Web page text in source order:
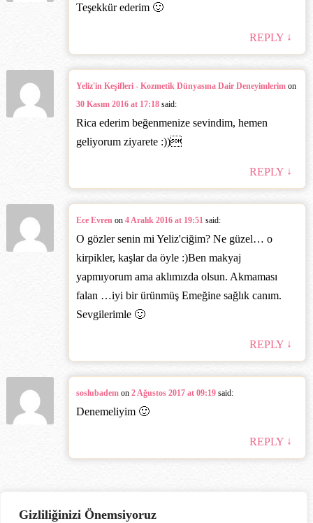
Gizliliğinizi Önemsiyoruz
Teşekkür ederim 🙂
REPLY ↓
Yeliz'in Keşifleri - Kozmetik Dünyasına Dair Deneyimlerim on
30 Kasım 2016 at 17:18 said:
Rica ederim beğenmenize sevindim, hemen
geliyorum ziyarete :))‎
REPLY ↓
Ece Evren on 4 Aralık 2016 at 19:51 said:
O gözler senin mi Yeliz'ciğim? Ne güzel… o
kirpikler, kaşlar da öyle :)Ben makyaj
yapmıyorum ama aklımızda olsun. Akmaması
falan …iyi bir ürünmüş Emeğine sağlık canım.
Sevgilerimle 🙂
REPLY ↓
soslubadem on 2 Ağustos 2017 at 09:19 said:
Denemeliyim 🙂
REPLY ↓